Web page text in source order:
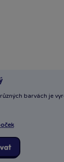
barvách je